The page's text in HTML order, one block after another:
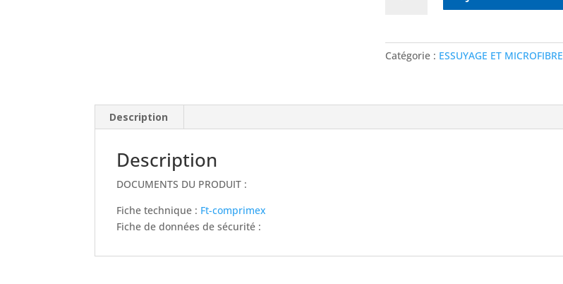
DÉTACHANTE
POUR
Catégorie : ESSUYAGE ET MICROFIBRE
Description
Description
DOCUMENTS DU PRODUIT :
Fiche technique : Ft-comprimex
Fiche de données de sécurité :